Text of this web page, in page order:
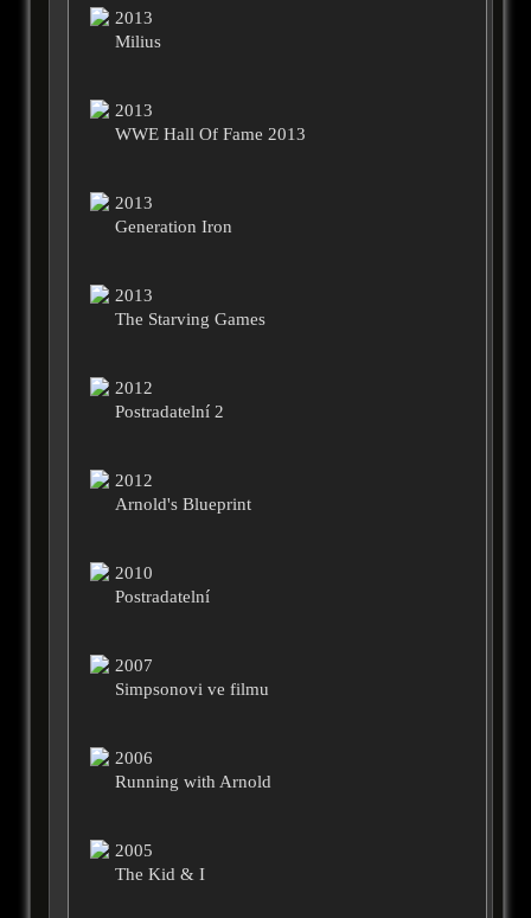
2013
Milius
2013
WWE Hall Of Fame 2013
2013
Generation Iron
2013
The Starving Games
2012
Postradatelní 2
2012
Arnold's Blueprint
2010
Postradatelní
2007
Simpsonovi ve filmu
2006
Running with Arnold
2005
The Kid & I